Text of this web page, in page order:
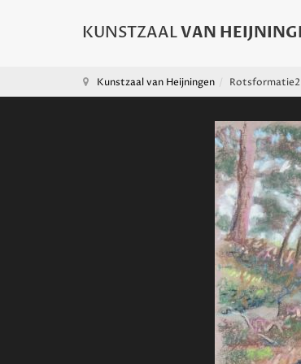
Kunstzaal van Heijningen Rotsformatie2